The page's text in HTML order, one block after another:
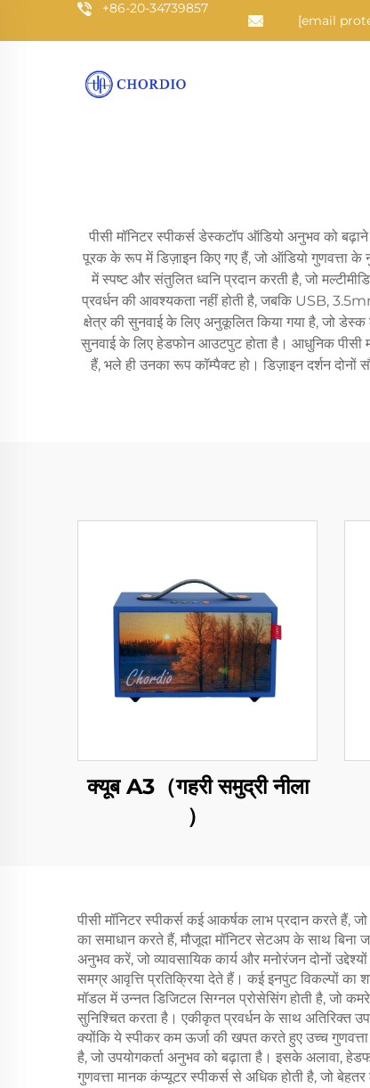
+86-20-34739857
[email
पीसी मॉनिटर स्पीकर्स डेस्कटॉप ऑडियो अनुभव को
पूरक के रूप में डिज़ाइन किए गए हैं, जो ऑडियो गुणवत्ता के
में स्पष्ट और संतुलित ध्वनि प्रदान करती है, जो
प्रवर्धन की आवश्यकता नहीं होती है, जबकि USB,
क्षेत्र की सुनवाई के लिए अनुकूलित किया गया है, जो
सुनवाई के लिए हेडफोन आउटपुट होता है। आधुनिक पीसी
हैं, भले ही उनका रूप कॉम्पैक्ट हो। डिज़ाइन दर्शन दोनों
क्यूब A3（गहरी समुद्री नीला
）
पीसी मॉनिटर स्पीकर्स कई आकर्षक लाभ प्रदान करते
का समाधान करते हैं, मौजूदा मॉनिटर सेटअप के साथ बिना
अनुभव करें, जो व्यावसायिक कार्य और मनोरंजन दोनों
समग्र आवृत्ति प्रतिक्रिया देते हैं। कई इनपुट विकल्पों का
मॉडल में उन्नत डिजिटल सिग्नल प्रोसेसिंग होती है, जो
सुनिश्चित करता है। एकीकृत प्रवर्धन के साथ अतिरिक्त
क्योंकि ये स्पीकर कम ऊर्जा की खपत करते हुए उच्च
है, जो उपयोगकर्ता अनुभव को बढ़ाता है। इसके अलावा,
गुणवत्ता मानक कंप्यूटर स्पीकर्स से अधिक होती है, जो